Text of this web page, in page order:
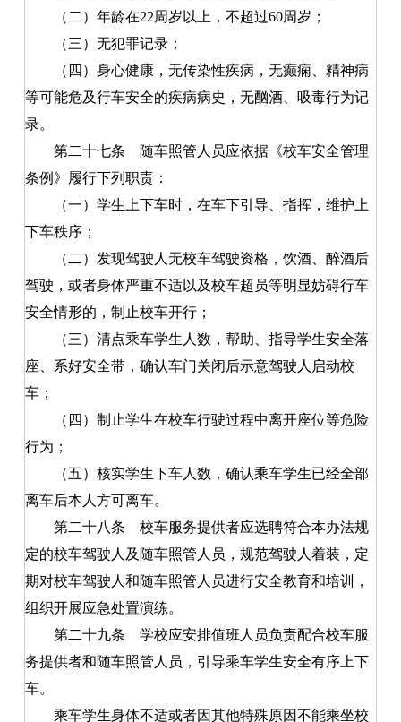
（二）年龄在22周岁以上，不超过60周岁；
（三）无犯罪记录；
（四）身心健康，无传染性疾病，无癫痫、精神病
等可能危及行车安全的疾病病史，无酗酒、吸毒行为记
录。
第二十七条 随车照管人员应依据《校车安全管理
条例》履行下列职责：
（一）学生上下车时，在车下引导、指挥，维护上
下车秩序；
（二）发现驾驶人无校车驾驶资格，饮酒、醉酒后
驾驶，或者身体严重不适以及校车超员等明显妨碍行车
安全情形的，制止校车开行；
（三）清点乘车学生人数，帮助、指导学生安全落
座、系好安全带，确认车门关闭后示意驾驶人启动校
车；
（四）制止学生在校车行驶过程中离开座位等危险
行为；
（五）核实学生下车人数，确认乘车学生已经全部
离车后本人方可离车。
第二十八条 校车服务提供者应选聘符合本办法规
定的校车驾驶人及随车照管人员，规范驾驶人着装，定
期对校车驾驶人和随车照管人员进行安全教育和培训，
组织开展应急处置演练。
第二十九条 学校应安排值班人员负责配合校车服
务提供者和随车照管人员，引导乘车学生安全有序上下
车。
乘车学生身体不适或者因其他特殊原因不能乘坐校